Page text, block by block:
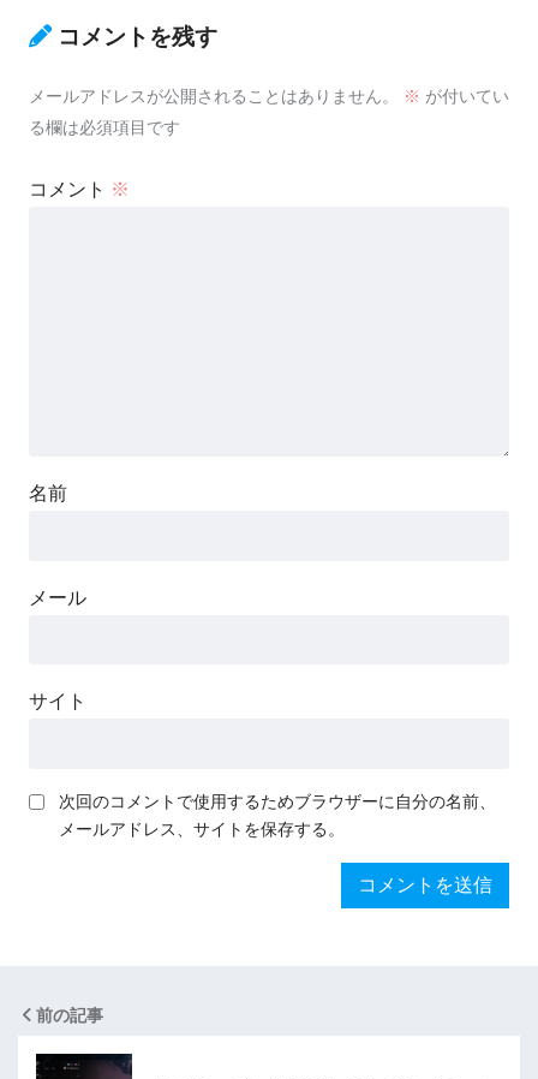
コメントを残す
メールアドレスが公開されることはありません。 ※ が付いてい
る欄は必須項目です
コメント ※
名前
メール
サイト
次回のコメントで使用するためブラウザーに自分の名前、
メールアドレス、サイトを保存する。
前の記事